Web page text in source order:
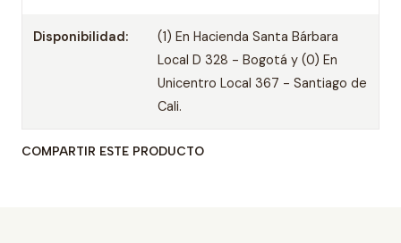
Disponibilidad:
(1) En Hacienda Santa Bárbara
Local D 328 - Bogotá y (0) En
Unicentro Local 367 - Santiago de
Cali.
COMPARTIR ESTE PRODUCTO